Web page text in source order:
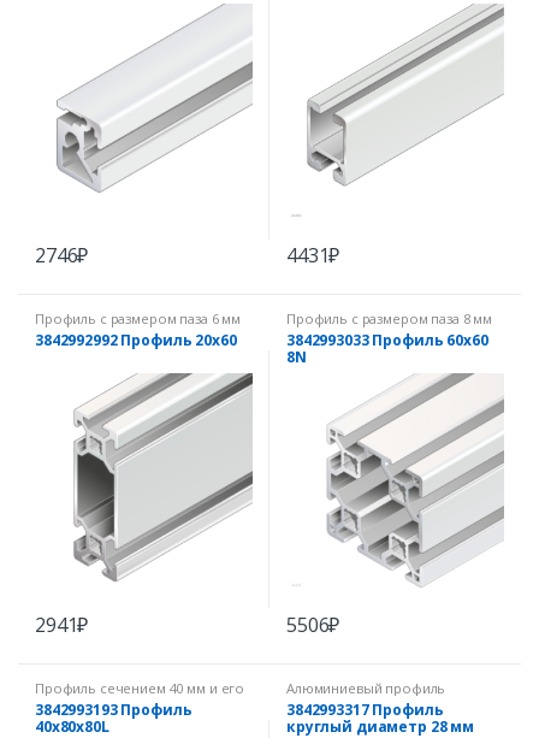
2746₽ 4431₽
Профиль с размером паза 6 мм
3842992992 Профиль 20х60
2941₽
Профиль с размером паза 8 мм
3842993033 Профиль 60х60
8N
5506₽
Профиль сечением 40 мм и его
производные
3842993193 Профиль
40х80х80L
Алюминиевый профиль
3842993317 Профиль
круглый диаметр 28 мм